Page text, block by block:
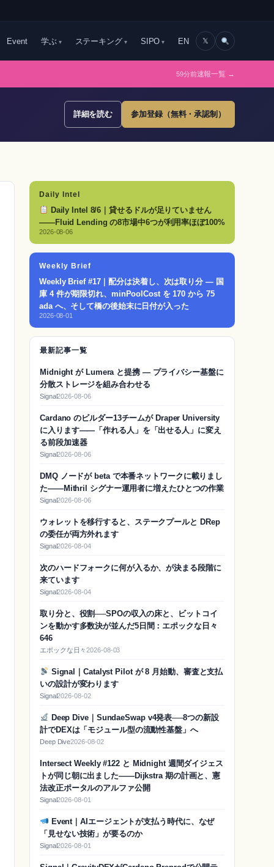
Event 学ぶ ステーキング SIPO EN 𝕏
59分前速報一覧 →
詳細を読む 参加登録（無料・承認制）
Daily Intel
Daily Intel 8/6｜貸せるドルが足りていません
——Fluid Lending の8市場中6つが利用率ほぼ100%
2026-08-06
Weekly Brief
Weekly Brief #17｜配分は決着し、次は取り分 — 国
庫 4 件が期限切れ、minPoolCost を 170 から 75
ada へ、そして橋の後始末に日付が入った
2026-08-01
最新記事一覧
Midnight が Lumera と提携 — プライバシー基盤に
分散ストレージを組み合わせる
Signal2026-08-06
Cardano のビルダー13チームが Draper University
に入ります——「作れる人」を「出せる人」に変え
る前段加速器
Signal2026-08-06
DMQ ノードが beta で本番ネットワークに載りまし
た——Mithril シグナー運用者に増えたひとつの作業
Signal2026-08-06
ウォレットを移行すると、ステークプールと DRep
の委任が両方外れます
Signal2026-08-04
次のハードフォークに何が入るか、が決まる段階に
来ています
Signal2026-08-04
取り分と、役割──SPOの収入の床と、ビットコイ
ンを動かす多数決が並んだ5日間：エポックな日々
646
エポックな日々2026-08-03
Signal｜Catalyst Pilot が 8 月始動、審査と支払
いの設計が変わります
Signal2026-08-02
Deep Dive｜SundaeSwap v4発表──8つの新設
計でDEXは「モジュール型の流動性基盤」へ
Deep Dive2026-08-02
Intersect Weekly #122 と Midnight 週間ダイジェス
トが同じ朝に出ました——Dijkstra 期の計画と、憲
法改正ポータルのアルファ公開
Signal2026-08-01
Event｜AIエージェントが支払う時代に、なぜ
「見せない技術」が要るのか
Signal2026-08-01